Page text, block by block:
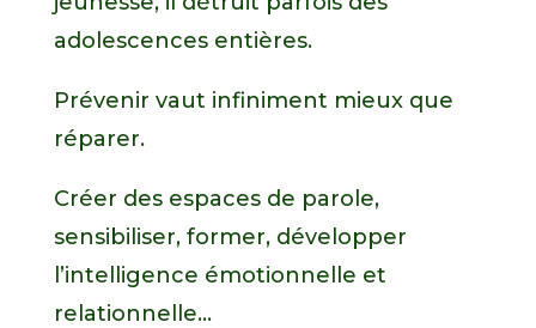
adolescences entières.
Prévenir vaut infiniment mieux que
réparer.
Créer des espaces de parole,
sensibiliser, former, développer
l’intelligence émotionnelle et
relationnelle…